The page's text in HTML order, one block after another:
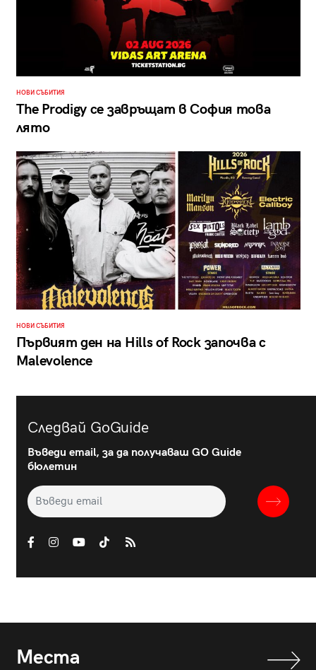
НОВИ СЪБИТИЯ
The Prodigy се завръщат в София това
лято
НОВИ СЪБИТИЯ
Първият ден на Hills of Rock започва с
Malevolence
Следвай GoGuide
Въведи email, за да получаваш GO Guide
бюлетин
Места